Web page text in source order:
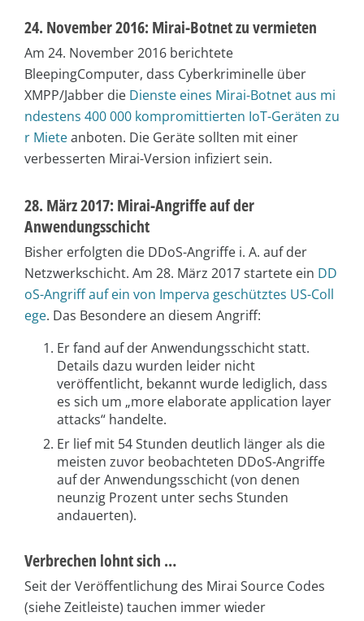
24. November 2016: Mirai-Botnet zu vermieten
Am 24. November 2016 berichtete
BleepingComputer, dass Cyberkriminelle über
XMPP/Jabber die Dienste eines Mirai-Botnet aus mi
ndestens 400 000 kompromittierten IoT-Geräten zu
r Mieteanboten. Die Geräte sollten mit einer
verbesserten Mirai-Version infiziert sein.
28. März 2017: Mirai-Angriffe auf der
Anwendungsschicht
Bisher erfolgten die DDoS-Angriffe i. A. auf der
Netzwerkschicht. Am 28. März 2017 startete ein DD
oS-Angriff auf ein von Imperva geschütztes US-Coll
ege. Das Besondere an diesem Angriff:
Er fand auf der Anwendungsschicht statt.
Details dazu wurden leider nicht
veröffentlicht, bekannt wurde lediglich, dass
es sich um „more elaborate application layer
attacks“ handelte.
Er lief mit 54 Stunden deutlich länger als die
meisten zuvor beobachteten DDoS-Angriffe
auf der Anwendungsschicht (von denen
neunzig Prozent unter sechs Stunden
andauerten).
Verbrechen lohnt sich …
Seit der Veröffentlichung des Mirai Source Codes
(siehe Zeitleiste) tauchen immer wieder